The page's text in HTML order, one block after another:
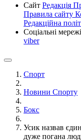
Сайт Редакція
Правила сайту
Редакційна
Соціальні мережі
viber
Спорт
Новини Спорту
Бокс
Усик назвав
дуже погана